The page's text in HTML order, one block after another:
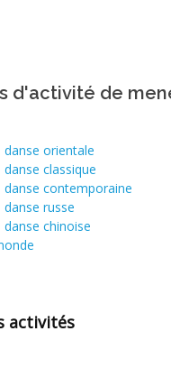
d'activité de
danse orientale
classique
danse contemporaine
danse russe
danse chinoise
activités